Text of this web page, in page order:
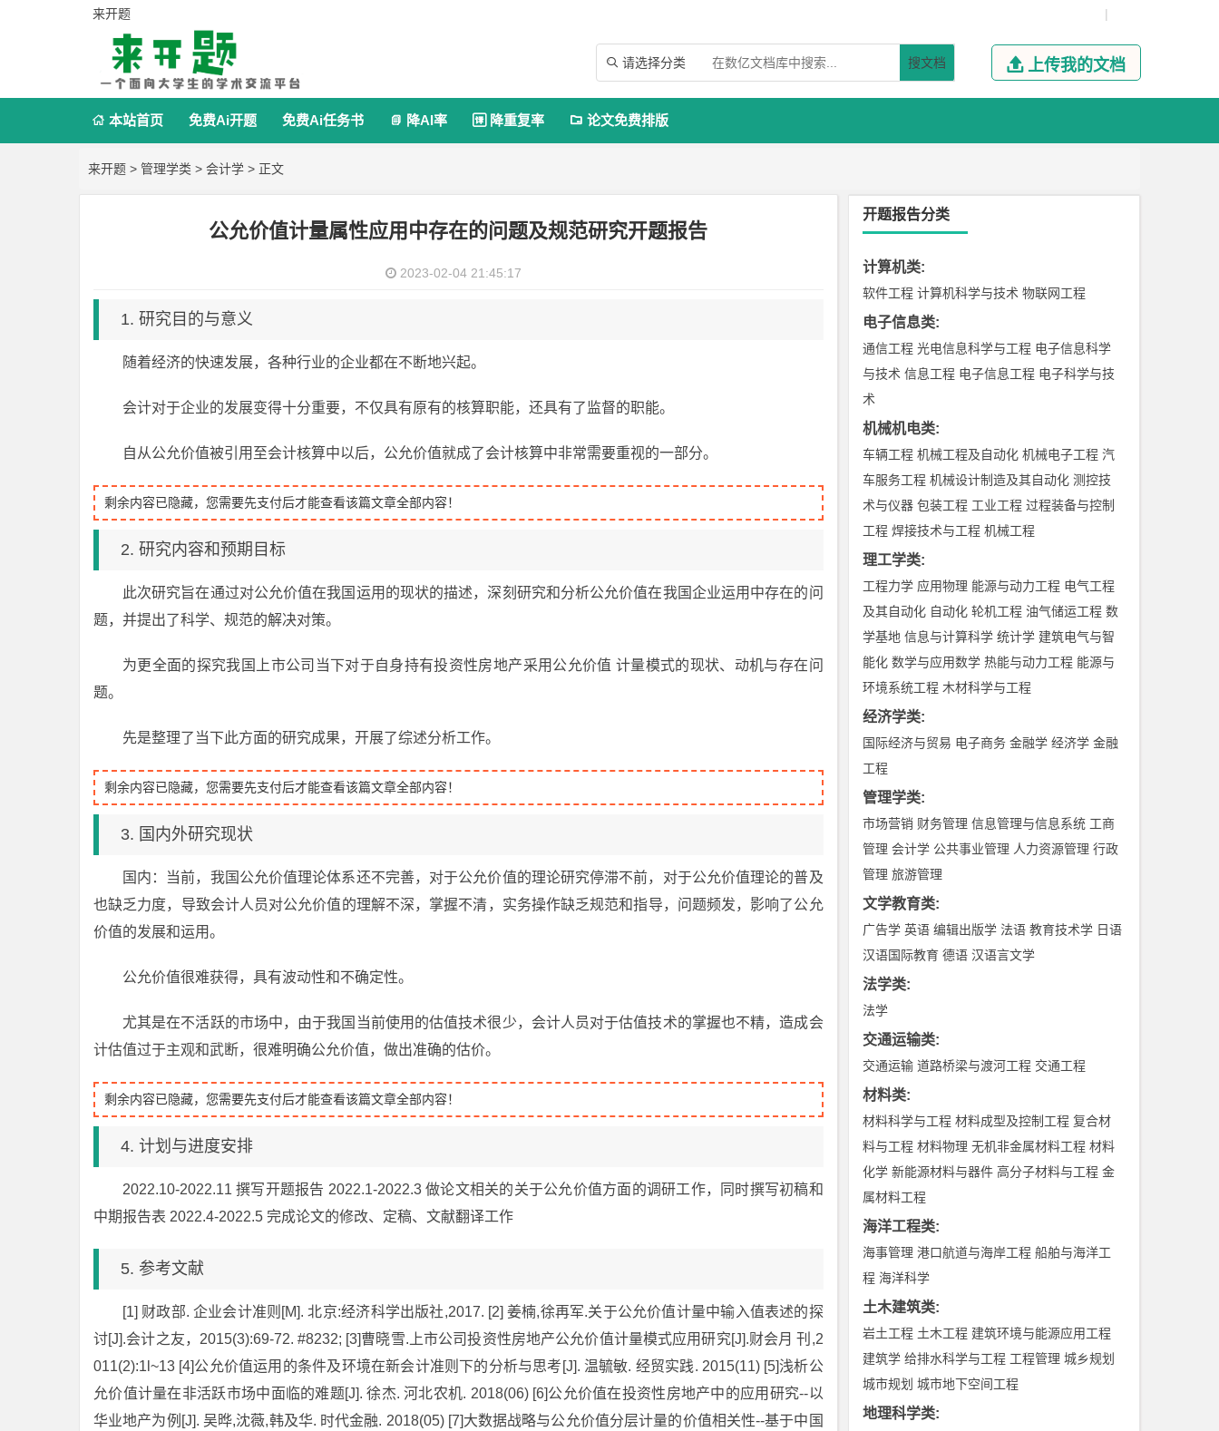
来开题 |
 请选择分类 搜文档  上传我的文档
 本站首页 免费Ai开题 免费Ai任务书  降AI率  降重复率  论文免费排版
来开题 > 管理学类 > 会计学 > 正文
公允价值计量属性应用中存在的问题及规范研究开题报告
2023-02-04 21:45:17
1. 研究目的与意义
随着经济的快速发展，各种行业的企业都在不断地兴起。
会计对于企业的发展变得十分重要，不仅具有原有的核算职能，还具有了监督的职能。
自从公允价值被引用至会计核算中以后，公允价值就成了会计核算中非常需要重视的一部分。
剩余内容已隐藏，您需要先支付后才能查看该篇文章全部内容！
2. 研究内容和预期目标
此次研究旨在通过对公允价值在我国运用的现状的描述，深刻研究和分析公允价值在我国企业运用中存在的问
题，并提出了科学、规范的解决对策。
为更全面的探究我国上市公司当下对于自身持有投资性房地产采用公允价值 计量模式的现状、动机与存在问
题。
先是整理了当下此方面的研究成果，开展了综述分析工作。
剩余内容已隐藏，您需要先支付后才能查看该篇文章全部内容！
3. 国内外研究现状
国内：当前，我国公允价值理论体系还不完善，对于公允价值的理论研究停滞不前，对于公允价值理论的普及
也缺乏力度，导致会计人员对公允价值的理解不深，掌握不清，实务操作缺乏规范和指导，问题频发，影响了公允
价值的发展和运用。
公允价值很难获得，具有波动性和不确定性。
尤其是在不活跃的市场中，由于我国当前使用的估值技术很少，会计人员对于估值技术的掌握也不精，造成会
计估值过于主观和武断，很难明确公允价值，做出准确的估价。
剩余内容已隐藏，您需要先支付后才能查看该篇文章全部内容！
4. 计划与进度安排
2022.10-2022.11 撰写开题报告 2022.1-2022.3 做论文相关的关于公允价值方面的调研工作，同时撰写初稿和
中期报告表 2022.4-2022.5 完成论文的修改、定稿、文献翻译工作
5. 参考文献
[1] 财政部. 企业会计准则[M]. 北京:经济科学出版社,2017. [2] 姜楠,徐再军.关于公允价值计量中输入值表述的探
讨[J].会计之友，2015(3):69-72. #8232; [3]曹晓雪.上市公司投资性房地产公允价值计量模式应用研究[J].财会月 刊,2
011(2):1l~13 [4]公允价值运用的条件及环境在新会计准则下的分析与思考[J]. 温毓敏. 经贸实践. 2015(11) [5]浅析公
允价值计量在非活跃市场中面临的难题[J]. 徐杰. 河北农机. 2018(06) [6]公允价值在投资性房地产中的应用研究--以
华业地产为例[J]. 吴晔,沈薇,韩及华. 时代金融. 2018(05) [7]大数据战略与公允价值分层计量的价值相关性--基于中国
开题报告分类
计算机类:
软件工程 计算机科学与技术 物联网工程
电子信息类:
通信工程 光电信息科学与工程 电子信息科学
与技术 信息工程 电子信息工程 电子科学与技
术
机械机电类:
车辆工程 机械工程及自动化 机械电子工程 汽
车服务工程 机械设计制造及其自动化 测控技
术与仪器 包装工程 工业工程 过程装备与控制
工程 焊接技术与工程 机械工程
理工学类:
工程力学 应用物理 能源与动力工程 电气工程
及其自动化 自动化 轮机工程 油气储运工程 数
学基地 信息与计算科学 统计学 建筑电气与智
能化 数学与应用数学 热能与动力工程 能源与
环境系统工程 木材科学与工程
经济学类:
国际经济与贸易 电子商务 金融学 经济学 金融
工程
管理学类:
市场营销 财务管理 信息管理与信息系统 工商
管理 会计学 公共事业管理 人力资源管理 行政
管理 旅游管理
文学教育类:
广告学 英语 编辑出版学 法语 教育技术学 日语
汉语国际教育 德语 汉语言文学
法学类:
法学
交通运输类:
交通运输 道路桥梁与渡河工程 交通工程
材料类:
材料科学与工程 材料成型及控制工程 复合材
料与工程 材料物理 无机非金属材料工程 材料
化学 新能源材料与器件 高分子材料与工程 金
属材料工程
海洋工程类:
海事管理 港口航道与海岸工程 船舶与海洋工
程 海洋科学
土木建筑类:
岩土工程 土木工程 建筑环境与能源应用工程
建筑学 给排水科学与工程 工程管理 城乡规划
城市规划 城市地下空间工程
地理科学类: